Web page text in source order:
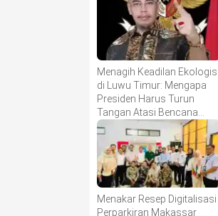
Menagih Keadilan Ekologis
di Luwu Timur: Mengapa
Presiden Harus Turun
Tangan Atasi Bencana
Smelter HPAL?
Menakar Resep Digitalisasi
Perparkiran Makassar